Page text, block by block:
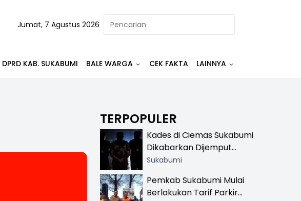
Jumat, 7 Agustus 2026
DPRD KAB. SUKABUMI BALE WARGA CEK FAKTA LAINNYA
TERPOPULER
Kades di Ciemas Sukabumi
Dikabarkan Dijemput
Satnarkoba, Polisi
Sukabumi
Pemkab Sukabumi Mulai
Berlakukan Tarif Parkir